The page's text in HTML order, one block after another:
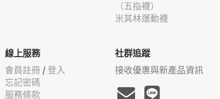
（五指襪）
米其林運動襪
線上服務
會員註冊 / 登入
忘記密碼
服務條款
社群追蹤
接收優惠與新產品資訊